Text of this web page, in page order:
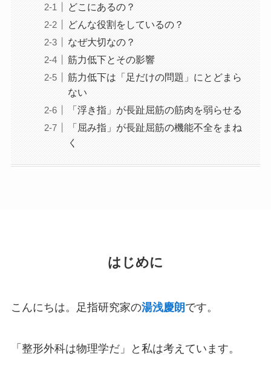
どこにあるの？
どんな役割をしているの？
なぜ大切なの？
筋力低下とその影響
筋力低下は「足だけの問題」にとどまら
ない
「浮き指」が長趾屈筋の筋肉を弱らせる
「屈み指」が長趾屈筋の機能不全をまね
く
はじめに
こんにちは。足指研究家の湯浅慶朗 です。
「整形外科は物理学だ」と私は考えています。